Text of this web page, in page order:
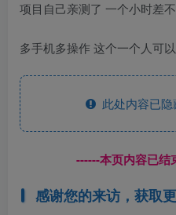
项目自己亲测了 一个小时差不
多手机多操作 这个一个人可
此处内容已隐
------本页内容已结
感谢您的来访，获取